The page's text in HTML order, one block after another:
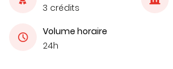
3 crédits
Volume horaire
24h